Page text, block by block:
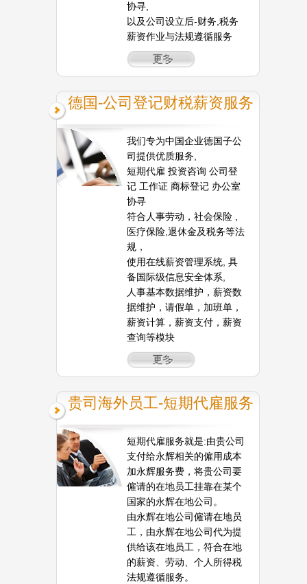
协寻,
以及公司设立后-财务,税务
薪资作业与法规遵循服务
德国-公司登记财税薪资服务
我们专为中国企业德国子公
司提供优质服务,
短期代雇 投资咨询 公司登
记 工作证 商标登记 办公室
协寻
符合人事劳动，社会保险 ,
医疗保险,退休金及税务等法
规，
使用在线薪资管理系统, 具
备国际级信息安全体系,
人事基本数据维护，薪资数
据维护，请假单，加班单，
薪资计算，薪资支付，薪资
查询等模块
贵司海外员工-短期代雇服务
短期代雇服务就是:由贵公司
支付给永辉相关的僱用成本
加永辉服务费，将贵公司要
僱请的在地员工挂靠在某个
国家的永辉在地公司。
由永辉在地公司僱请在地员
工，由永辉在地公司代为提
供给该在地员工，符合在地
的薪资、劳动、个人所得税
法规遵循服务。